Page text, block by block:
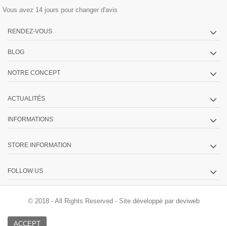
Vous avez 14 jours pour changer d'avis
RENDEZ-VOUS
BLOG
NOTRE CONCEPT
ACTUALITÉS
INFORMATIONS
STORE INFORMATION
FOLLOW US
© 2018 - All Rights Reserved - Site développé par deviweb
ACCEPT